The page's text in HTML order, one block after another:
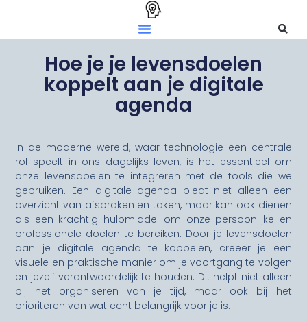
Hoe je je levensdoelen
koppelt aan je digitale
agenda
In de moderne wereld, waar technologie een centrale
rol speelt in ons dagelijks leven, is het essentieel om
onze levensdoelen te integreren met de tools die we
gebruiken. Een digitale agenda biedt niet alleen een
overzicht van afspraken en taken, maar kan ook dienen
als een krachtig hulpmiddel om onze persoonlijke en
professionele doelen te bereiken. Door je levensdoelen
aan je digitale agenda te koppelen, creëer je een
visuele en praktische manier om je voortgang te volgen
en jezelf verantwoordelijk te houden. Dit helpt niet alleen
bij het organiseren van je tijd, maar ook bij het
prioriteren van wat echt belangrijk voor je is.